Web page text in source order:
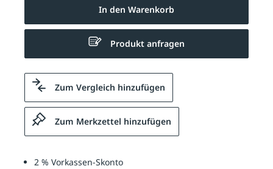
In den Warenkorb
Produkt anfragen
Zum Vergleich hinzufügen
Zum Merkzettel hinzufügen
2 % Vorkassen-Skonto